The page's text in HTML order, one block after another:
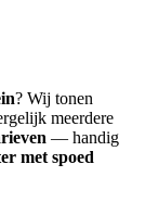
? Wij tonen
meerdere
— handig
met spoed